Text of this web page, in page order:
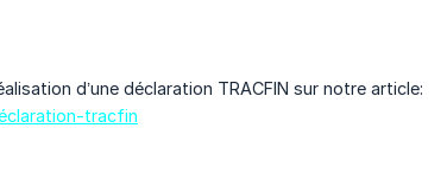
d’une déclaration TRACFIN sur notre article:
tracfin